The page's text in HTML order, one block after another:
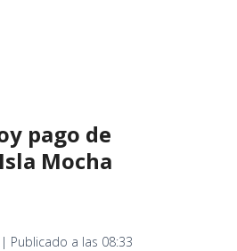
pago de
Mocha
Publicado a las 08:33